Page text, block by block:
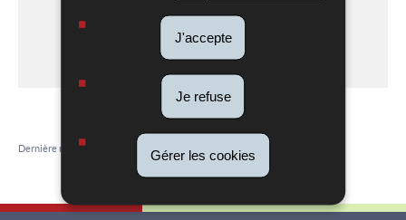
J'accepte
Je refuse
Gérer les cookies
info@dlh.luDigital
Learning
Itinéraire
de Digital
Learning
Hub
Localisez sur la carte
Dernière mise à jour 04/12/2023